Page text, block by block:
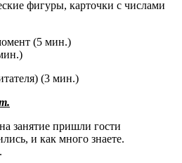
фигуры, карточки с числами
(5 мин.)
(3 мин.)
занятие пришли гости
и как много знаете.